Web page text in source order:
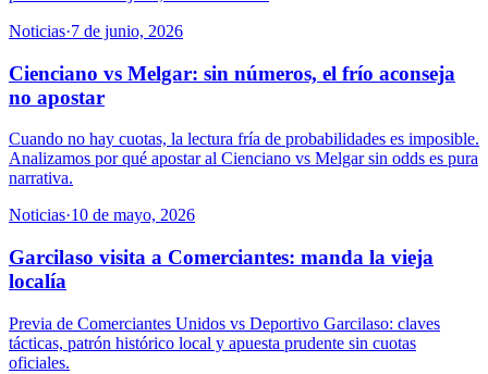
Noticias·7 de junio, 2026
Cienciano vs Melgar: sin números, el frío aconseja
no apostar
Cuando no hay cuotas, la lectura fría de probabilidades es imposible.
Analizamos por qué apostar al Cienciano vs Melgar sin odds es pura
narrativa.
Noticias·10 de mayo, 2026
Garcilaso visita a Comerciantes: manda la vieja
localía
Previa de Comerciantes Unidos vs Deportivo Garcilaso: claves
tácticas, patrón histórico local y apuesta prudente sin cuotas
oficiales.